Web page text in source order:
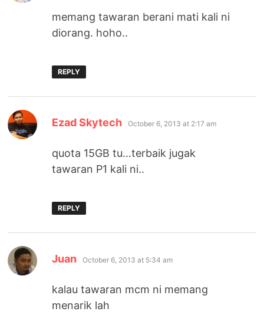
memang tawaran berani mati kali ni
diorang. hoho..
REPLY
Ezad Skytech says:
October 6, 2013 at 2:17 am
quota 15GB tu…terbaik jugak
tawaran P1 kali ni..
REPLY
Juan says:
October 6, 2013 at 5:34 am
kalau tawaran mcm ni memang
menarik lah